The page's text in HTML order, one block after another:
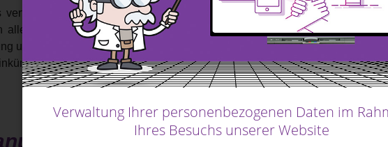
Sie geben weniger für Fahrten, Kleidung oder
Ihre Freizeitausgaben ebenso steigen wie die
usw.) oder Ihre Gesundheit. Nehmen Sie sich die Zeit für
damit SieIhr Budget bestmöglich abstimmen
Ihrer Aktivitäten
Verwaltung Ihrer personenbezogenen Daten im
Ihres Besuchs unserer Website